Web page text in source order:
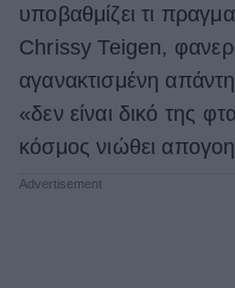
υποβαθμίζει τι
Chrissy Teigen,
αγανακτισμένη
«δεν είναι δικό της
κόσμος νιώθει